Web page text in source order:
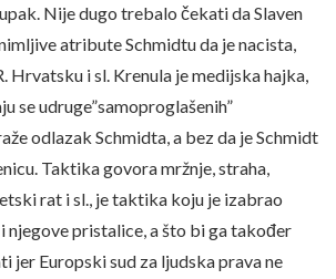
Nije dugo trebalo čekati da Slaven
atribute Schmidtu da je nacista,
Hrvatsku i sl. Krenula je medijska hajka,
se udruge”samoproglašenih”
odlazak Schmidta, a bez da je Schmidt
Taktika govora mržnje, straha,
rat i sl., je taktika koju je izabrao
njegove pristalice, a što bi ga također
jer Europski sud za ljudska prava ne